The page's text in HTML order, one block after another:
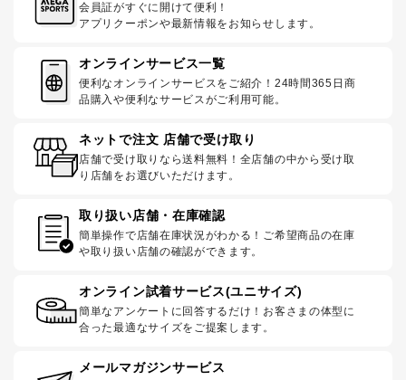
会員証がすぐに開けて便利！
アプリクーポンや最新情報をお知らせします。
オンラインサービス一覧
便利なオンラインサービスをご紹介！24時間365日商
品購入や便利なサービスがご利用可能。
ネットで注文 店舗で受け取り
店舗で受け取りなら送料無料！全店舗の中から受け取
り店舗をお選びいただけます。
取り扱い店舗・在庫確認
簡単操作で店舗在庫状況がわかる！ご希望商品の在庫
や取り扱い店舗の確認ができます。
オンライン試着サービス(ユニサイズ)
簡単なアンケートに回答するだけ！お客さまの体型に
合った最適なサイズをご提案します。
メールマガジンサービス